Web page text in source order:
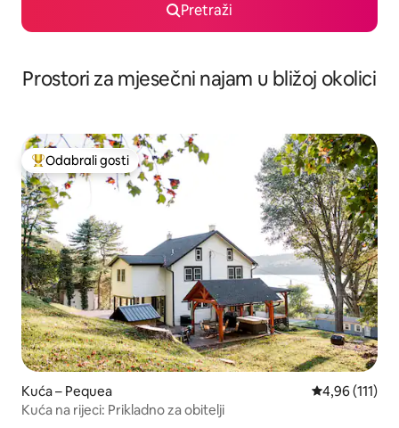
Pretraži
Prostori za mjesečni najam u bližoj okolici
Među najviše rangiranima s oznakom „Odabrali gosti”
Odabrali gosti
Kuća – Pequea Prosječna
4,96 (111)
Kuća na rijeci: Prikladno za obitelji